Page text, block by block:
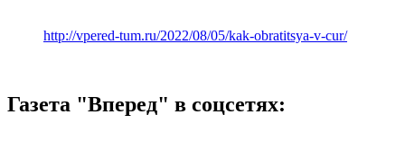
http://vpered-tum.ru/2022/08/05/kak-obratitsya-v-cur/
Газета "Вперед" в соцсетях: